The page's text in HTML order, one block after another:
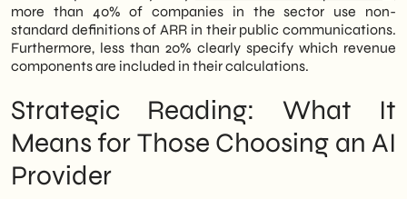
more than 40% of companies in the sector use non-
standard definitions of ARR in their public communications.
Furthermore, less than 20% clearly specify which revenue
components are included in their calculations.
Strategic Reading: What It
Means for Those Choosing an AI
Provider